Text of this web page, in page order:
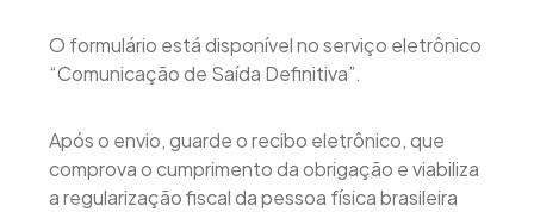
O formulário está disponível no serviço eletrônico
“Comunicação de Saída Definitiva”.
Após o envio, guarde o recibo eletrônico, que
comprova o cumprimento da obrigação e viabiliza
a regularização fiscal da pessoa física brasileira